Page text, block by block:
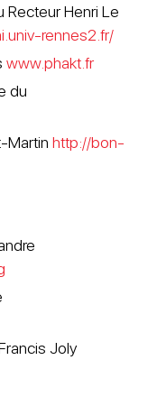
Recteur Henri Le
rennes2.fr/
www.phakt.fr
du
Martin http://bon-
Joly